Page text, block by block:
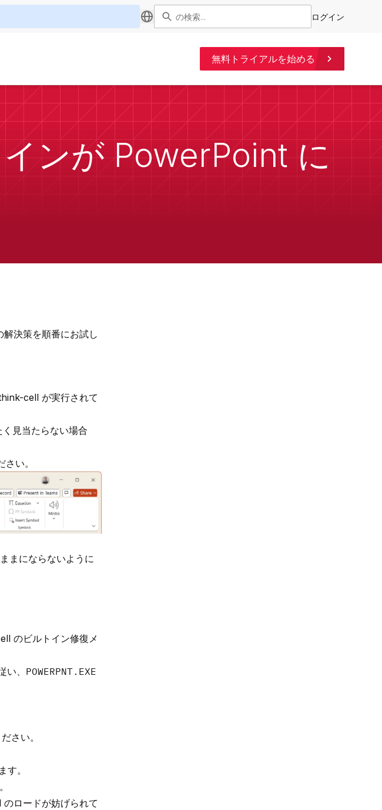
ログイン
無料トライアルを始める
ンが PowerPoint に
決策を順番にお試し
cell が実行されて
見当たらない場合
い。
まにならないように
のビルトイン修復メ
、 POWERPNT.EXE
さい。
。
ロードが妨げられて